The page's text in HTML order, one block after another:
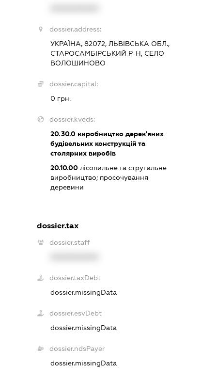
dossier.address:
УКРАЇНА, 82072, ЛЬВІВСЬКА ОБЛ.,
СТАРОСАМБІРСЬКИЙ Р-Н, СЕЛО
ВОЛОШИНОВО
dossier.capital:
0 грн.
dossier.kveds:
20.30.0 виробництво дерев'яних
будівельних конструкцій та
столярних виробів
20.10.00 лісопильне та стругальне
виробництво; просочування
деревини
dossier.tax
dossier.staff
dossier.taxDebt
dossier.missingData
dossier.esvDebt
dossier.missingData
dossier.ndsPayer
dossier.missingData